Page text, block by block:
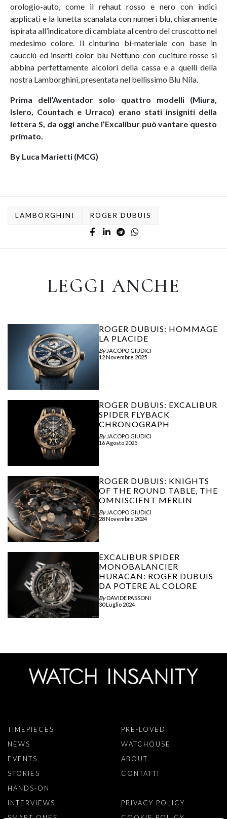
orologio-auto, come il rehaut rosso e nero con indici
applicati e la lunetta scanalata con numeri blu, chiaramente
ispirata all’indicatore di cambiata al centro del cruscotto nel
medesimo colore. Il cinturino bi-materiale con base in
caucciù ed inserti color blu Nettuno con cuciture rosse si
abbina perfettamente aicolori della cassa e a quelli della
nostra Lamborghini, presentata nel bellissimo Blu Nila.
Prima dell’Aventador solo quattro modelli (Miura,
Islero, Countach e Urraco) erano stati insigniti della
lettera S, da oggi anche l’Excalibur può vantare questo
primato.
By Luca Marietti (MCG)
LAMBORGHINI ROGER DUBUIS
LEGGI ANCHE
ROGER DUBUIS: HOMMAGE
LA PLACIDE
By JACOPO GIUDICI
12 Novembre 2025
ROGER DUBUIS: EXCALIBUR
SPIDER FLYBACK
CHRONOGRAPH
By JACOPO GIUDICI
16 Agosto 2025
ROGER DUBUIS: KNIGHTS
OF THE ROUND TABLE, THE
OMNISCIENT MERLIN
By JACOPO GIUDICI
28 Novembre 2024
EXCALIBUR SPIDER
MONOBALANCIER
HURACAN: ROGER DUBUIS
DA POTERE AL COLORE
ByDAVIDE PASSONI
30 Luglio 2024
TIMEPIECES
NEWS
EVENTS
STORIES
HANDS-ON
INTERVIEWS
PRE-LOVED
WATCHOUSE
ABOUT
CONTATTI
PRIVACY POLICY